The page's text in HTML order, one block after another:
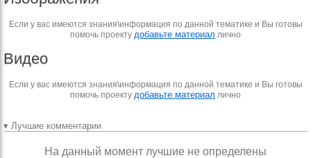
Если у вас имеются знания\информация по данной тематике и Вы готовы
помочь проекту добавьте материал лично
Видео
Если у вас имеются знания\информация по данной тематике и Вы готовы
помочь проекту добавьте материал лично
▾ Лучшие комментарии
На данный момент лучшие не определены